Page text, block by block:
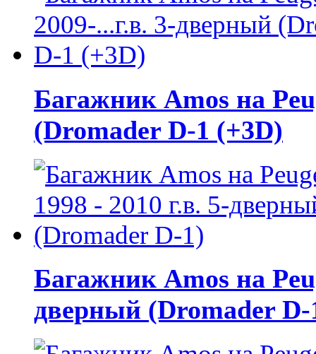
Багажник Amos на
(Dromader D-1 (+3D)
Багажник Amos на
дверный (Dromader D-